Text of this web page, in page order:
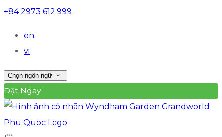
+84 2973 612 999
en
vi
Chọn ngôn ngữ
Đặt Ngay